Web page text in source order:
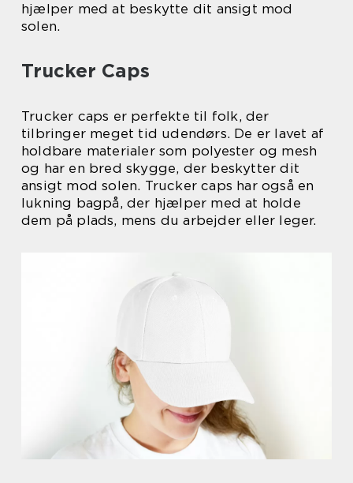
hjælper med at beskytte dit ansigt mod
solen.
Trucker Caps
Trucker caps er perfekte til folk, der
tilbringer meget tid udendørs. De er lavet af
holdbare materialer som polyester og mesh
og har en bred skygge, der beskytter dit
ansigt mod solen. Trucker caps har også en
lukning bagpå, der hjælper med at holde
dem på plads, mens du arbejder eller leger.